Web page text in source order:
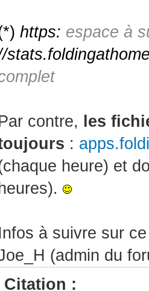
https: espace à
contre,
les
:
heure) et
heures).
à suivre sur
(admin du
Citation :